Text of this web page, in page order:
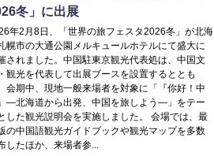
冬」に出展
年2月8日、「世界の旅フェスタ2026冬」が北海
幌市の大通公園メルキュールホテルにて盛大に
されました。中国駐東京観光代表処は、中国文
観光を代表して出展ブースを設置するととも
会期中、現地一般来場者を対象に「『你好！中
―北海道から出発、中国を旅しよう―」をテー
した観光説明会を実施しました。 会場では、最
の中国語観光ガイドブックや観光マップを多数
したほか、来場者参...